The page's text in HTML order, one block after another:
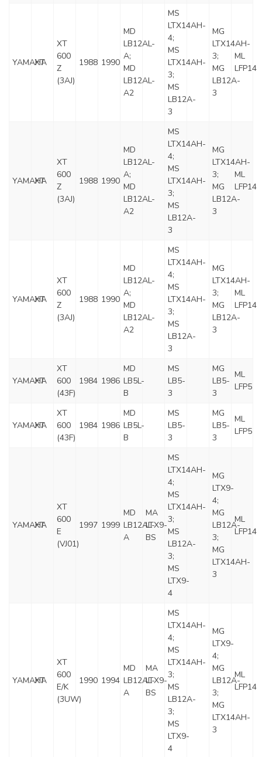
YAMAHA
XT
XT
600
Z
(3AJ)
1988 1990
MD
LB12AL-
A;
MD
LB12AL-
A2
MS
LTX14AH-
4;
MS
LTX14AH-
3;
MS
LB12A-
3
MG
LTX14AH-
3;
MG
LB12A-
3
ML
LFP14
YAMAHA
XT
XT
600
Z
(3AJ)
1988 1990
MD
LB12AL-
A;
MD
LB12AL-
A2
MS
LTX14AH-
4;
MS
LTX14AH-
3;
MS
LB12A-
3
MG
LTX14AH-
3;
MG
LB12A-
3
ML
LFP14
YAMAHA
XT
XT
600
Z
(3AJ)
1988 1990
MD
LB12AL-
A;
MD
LB12AL-
A2
MS
LTX14AH-
4;
MS
LTX14AH-
3;
MS
LB12A-
3
MG
LTX14AH-
3;
MG
LB12A-
3
ML
LFP14
YAMAHA
XT
XT
600
(43F)
1984 1986
MD
LB5L-
B
MS
LB5-
3
MG
LB5-
3
ML
LFP5
YAMAHA
XT
XT
600
(43F)
1984 1986
MD
LB5L-
B
MS
LB5-
3
MG
LB5-
3
ML
LFP5
YAMAHA
XT
XT
600
E
(VJ01)
1997 1999
MD
LB12AL-
A
MA
LTX9-
BS
MS
LTX14AH-
4;
MS
LTX14AH-
3;
MS
LB12A-
3;
MS
LTX9-
4
MG
LTX9-
4;
MG
LB12A-
3;
MG
LTX14AH-
3
ML
LFP14
YAMAHA
XT
XT
600
E/K
(3UW)
1990 1994
MD
LB12AL-
A
MA
LTX9-
BS
MS
LTX14AH-
4;
MS
LTX14AH-
3;
MS
LB12A-
3;
MS
LTX9-
4
MG
LTX9-
4;
MG
LB12A-
3;
MG
LTX14AH-
3
ML
LFP14